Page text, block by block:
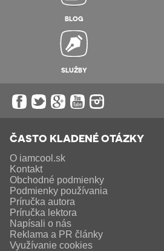
BLOG
SLUŽBY
ČASTO KLADENÉ OTÁZKY
O iamcool.sk
Kontakt
Obchodné podmienky
Podmienky používania
Príručka autora
Príručka lektora
Napísali o nás
Reklama a PR články
Využívanie cookies